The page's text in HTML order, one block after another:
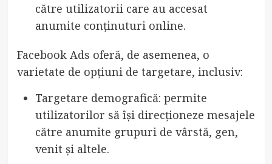
către utilizatorii care au accesat
anumite conținuturi online.
Facebook Ads oferă, de asemenea, o
varietate de opțiuni de targetare, inclusiv:
Targetare demografică: permite
utilizatorilor să își direcționeze mesajele
către anumite grupuri de vârstă, gen,
venit și altele.